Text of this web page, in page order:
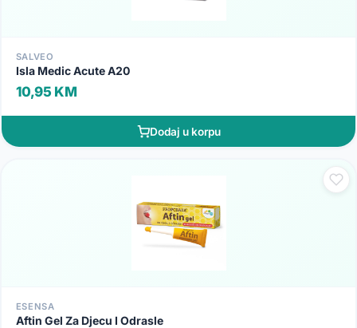
SALVEO
Isla Medic Acute A20
10,95 KM
Dodaj u korpu
ESENSA
Aftin Gel Za Djecu I Odrasle